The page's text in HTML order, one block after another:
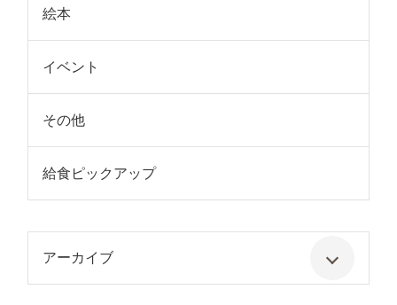
絵本
イベント
その他
給食ピックアップ
アーカイブ